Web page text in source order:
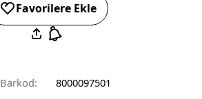
Favorilere Ekle
Barkod: 8000097501